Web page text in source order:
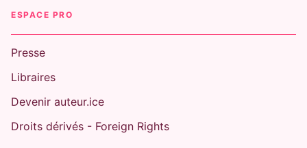
ESPACE PRO
Presse
Libraires
Devenir auteur.ice
Droits dérivés - Foreign Rights